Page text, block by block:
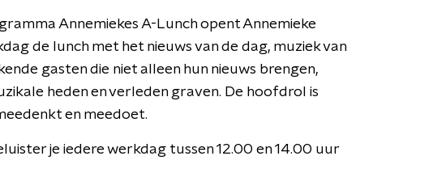
Annemiekes A-Lunch opent Annemieke
de lunch met het nieuws van de dag, muziek van
gasten die niet alleen hun nieuws brengen,
heden en verleden graven. De hoofdrol is
en meedoet.
je iedere werkdag tussen 12.00 en 14.00 uur